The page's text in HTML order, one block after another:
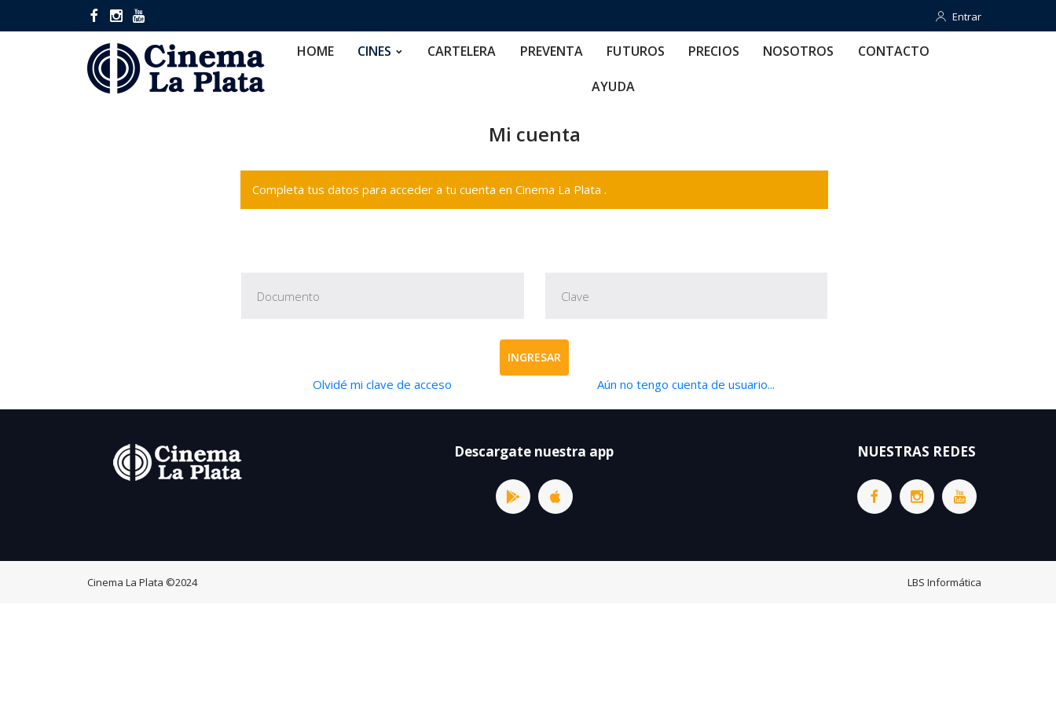
Entrar
Entrar
HOME CINES CARTELERA PREVENTA FUTUROS PRECIOS NOSOTROS CONTACTO
AYUDA
Mi cuenta
Completa tus datos para acceder a tu cuenta en Cinema La Plata .
INGRESAR
Olvidé mi clave de acceso Aún no tengo cuenta de usuario...
Descargate nuestra app NUESTRAS REDES
Cinema La Plata ©2024 LBS Informática